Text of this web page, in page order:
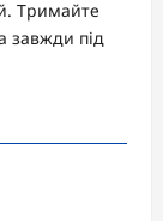
Тримайте
завжди під